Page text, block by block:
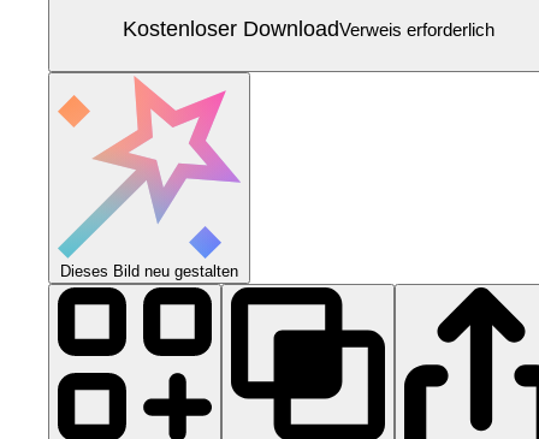
Kostenloser DownloadVerweis erforderlich
Dieses Bild neu gestalten